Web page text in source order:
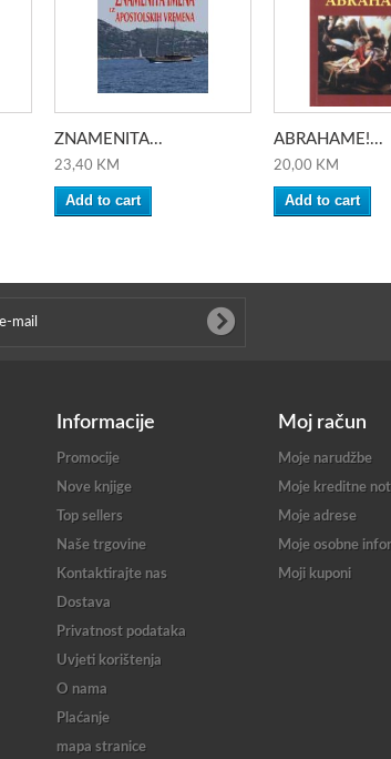
ZNAMENITA...
23,40 KM
Add to cart
ABRAHAME!...
20,00 KM
Add to cart
Informacije
Promocije
Nove knjige
Top sellers
Naše trgovine
Kontaktirajte nas
Dostava
Privatnost podataka
Uvjeti korištenja
O nama
Plaćanje
mapa stranice
Moj račun
Moje narudžbe
Moje kreditne
Moje adrese
Moje osobne
Moji kuponi